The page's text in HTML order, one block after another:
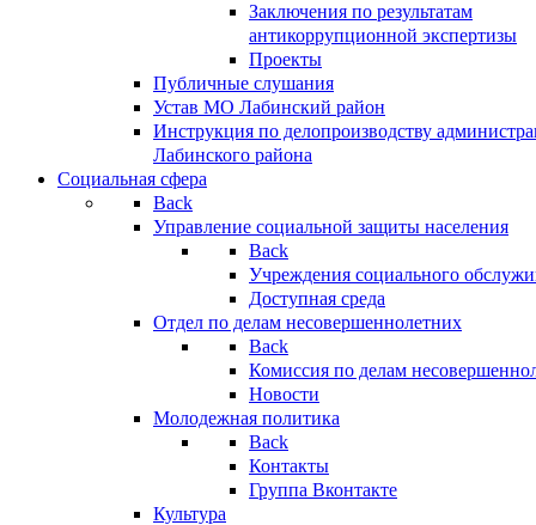
Заключения по результатам
антикоррупционной экспертизы
Проекты
Публичные слушания
Устав МО Лабинский район
Инструкция по делопроизводству
Лабинского района
Социальная сфера
Back
Управление социальной защиты населения
Back
Учреждения социального
Доступная среда
Отдел по делам несовершеннолетних
Back
Комиссия по делам
Новости
Молодежная политика
Back
Контакты
Группа Вконтакте
Культура